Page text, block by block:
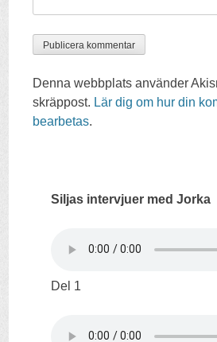
Denna webbplats använder
skräppost. Lär dig om hur din
bearbetas.
Siljas intervjuer med Jorka
Del 1